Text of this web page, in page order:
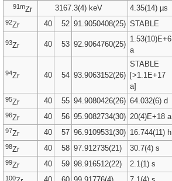
91mZr 3167.3(4) keV 4.35(14) µs
92Zr 40 52 91.9050408(25) STABLE
93Zr 40 53 92.9064760(25)
1.53(10)E+6
a
94Zr 40 54 93.9063152(26)
STABLE
[>1.1E+17
a]
95Zr 40 55 94.9080426(26) 64.032(6) d
96Zr 40 56 95.9082734(30) 20(4)E+18 a
97Zr 40 57 96.9109531(30) 16.744(11) h
98Zr 40 58 97.912735(21) 30.7(4) s
99Zr 40 59 98.916512(22) 2.1(1) s
100